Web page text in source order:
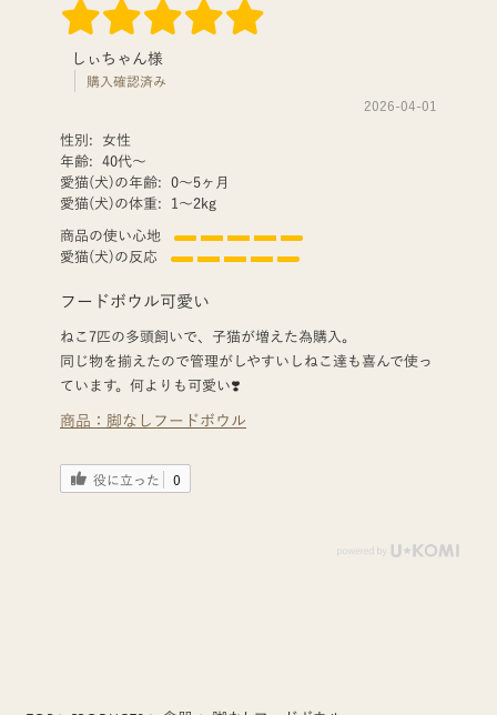
しぃちゃん様
購入確認済み
2026-04-01
性別:
女性
年齢:
40代〜
愛猫(犬)の年齢:
0〜5ヶ月
愛猫(犬)の体重:
1〜2kg
商品の使い心地
愛猫(犬)の反応
フードボウル可愛い
ねこ7匹の多頭飼いで、子猫が増えた為購入。
同じ物を揃えたので管理がしやすいしねこ達も喜んで使っ
ています。何よりも可愛い❣️
商品： 脚なしフードボウル
役に立った 0